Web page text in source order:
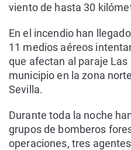
viento de hasta 30
En el incendio han
11 medios aéreos
que afectan al paraje Las
municipio en la zona
Sevilla.
Durante toda la noche
grupos de bomberos
operaciones, tres